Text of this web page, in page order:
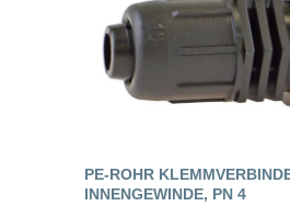
PE-ROHR
INNENGEWINDE, PN 4